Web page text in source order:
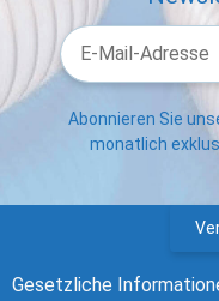
Abonnieren Sie
monatlich
Gesetzliche